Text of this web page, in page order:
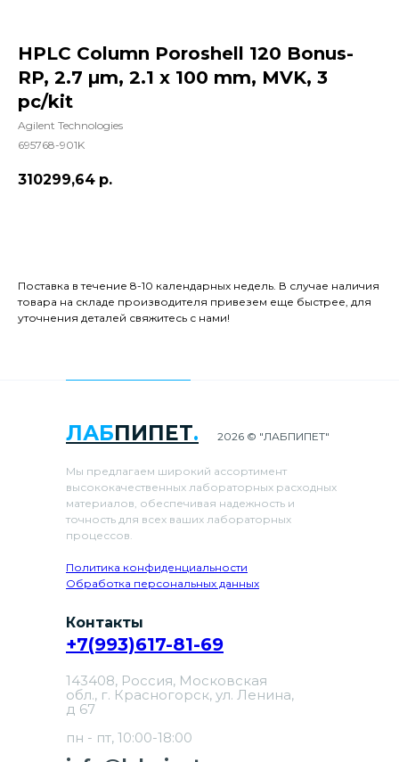
HPLC Column Poroshell 120 Bonus-
RP, 2.7 µm, 2.1 x 100 mm, MVK, 3
pc/kit
Agilent Technologies
695768-901K
310299,64 р.
Поставка в течение 8-10 календарных недель. В случае наличия
товара на складе производителя привезем еще быстрее, для
уточнения деталей свяжитесь с нами!
ЛАБПИПЕТ.
Мы предлагаем широкий ассортимент
высококачественных лабораторных расходных
материалов, обеспечивая надежность и
точность для всех ваших лабораторных
процессов.
Политика конфиденциальности
Обработка персональных данных
2026 © "ЛАБПИПЕТ"
Контакты
+7(993)617-81-69
143408, Россия, Московская
обл., г. Красногорск, ул. Ленина,
д 67
пн - пт, 10:00-18:00